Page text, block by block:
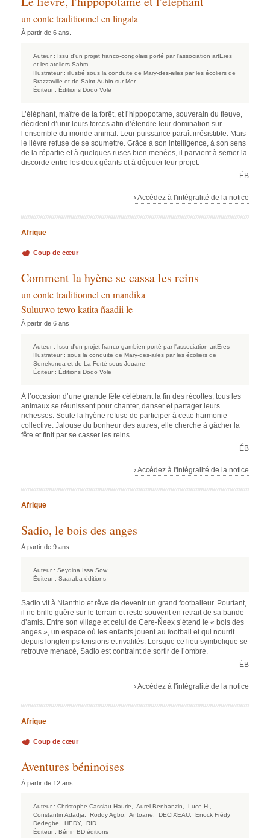
un conte traditionnel en lingala
À partir de 6 ans.
Auteur : Issu d'un projet franco-congolais porté par l'association artEres
et les ateliers Sahm
Illustrateur : illustré sous la conduite de Mary-des-ailes par les écoliers de
Brazzaville et de Saint-Aubin-sur-Mer
Éditeur : Éditions Dodo Vole
L’éléphant, maître de la forêt, et l’hippopotame, souverain du fleuve,
décident d’unir leurs forces afin d’étendre leur domination sur
l’ensemble du monde animal. Leur puissance paraît irrésistible. Mais
le lièvre refuse de se soumettre. Grâce à son intelligence, à son sens
de la répartie et à quelques ruses bien menées, il parvient à semer la
discorde entre les deux géants et à déjouer leur projet.
ÉB
› Accédez à l'intégralité de la notice
Afrique
Coup de cœur
Comment la hyène se cassa les reins
un conte traditionnel en mandika
Suluuwo tewo katita ñaadii le
À partir de 6 ans
Auteur : Issu d'un projet franco-gambien porté par l'association artEres
Illustrateur : sous la conduite de Mary-des-ailes par les écoliers de
Serrekunda et de La Ferté-sous-Jouarre
Éditeur : Éditions Dodo Vole
À l’occasion d’une grande fête célébrant la fin des récoltes, tous les
animaux se réunissent pour chanter, danser et partager leurs
richesses. Seule la hyène refuse de participer à cette harmonie
collective. Jalouse du bonheur des autres, elle cherche à gâcher la
fête et finit par se casser les reins.
ÉB
› Accédez à l'intégralité de la notice
Afrique
Sadio, le bois des anges
À partir de 9 ans
Auteur : Seydina Issa Sow
Éditeur : Saaraba éditions
Sadio vit à Nianthio et rêve de devenir un grand footballeur. Pourtant,
il ne brille guère sur le terrain et reste souvent en retrait de sa bande
d’amis. Entre son village et celui de Cere-Ñeex s’étend le « bois des
anges », un espace où les enfants jouent au football et qui nourrit
depuis longtemps tensions et rivalités. Lorsque ce lieu symbolique se
retrouve menacé, Sadio est contraint de sortir de l’ombre.
ÉB
› Accédez à l'intégralité de la notice
Afrique
Coup de cœur
Aventures béninoises
À partir de 12 ans
Auteur : Christophe Cassiau-Haurie, Aurel Benhanzin,
Luce H.,
Constantin Adadja,
Roddy Agbo, Antoane, DECIXEAU,
Enock Frédy
Dedegbe,
HEDY,
RID
Éditeur : Bénin BD éditions